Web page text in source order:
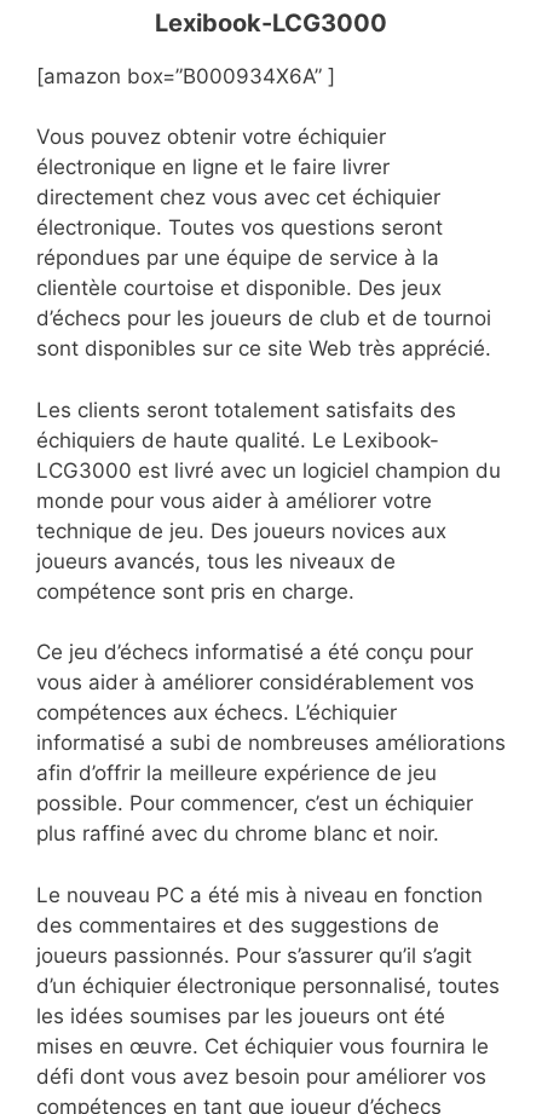
Lexibook-LCG3000
[amazon box=”B000934X6A” ]
Vous pouvez obtenir votre échiquier
électronique en ligne et le faire livrer
directement chez vous avec cet échiquier
électronique. Toutes vos questions seront
répondues par une équipe de service à la
clientèle courtoise et disponible. Des jeux
d’échecs pour les joueurs de club et de tournoi
sont disponibles sur ce site Web très apprécié.
Les clients seront totalement satisfaits des
échiquiers de haute qualité. Le Lexibook-
LCG3000 est livré avec un logiciel champion du
monde pour vous aider à améliorer votre
technique de jeu. Des joueurs novices aux
joueurs avancés, tous les niveaux de
compétence sont pris en charge.
Ce jeu d’échecs informatisé a été conçu pour
vous aider à améliorer considérablement vos
compétences aux échecs. L’échiquier
informatisé a subi de nombreuses améliorations
afin d’offrir la meilleure expérience de jeu
possible. Pour commencer, c’est un échiquier
plus raffiné avec du chrome blanc et noir.
Le nouveau PC a été mis à niveau en fonction
des commentaires et des suggestions de
joueurs passionnés. Pour s’assurer qu’il s’agit
d’un échiquier électronique personnalisé, toutes
les idées soumises par les joueurs ont été
mises en œuvre. Cet échiquier vous fournira le
défi dont vous avez besoin pour améliorer vos
compétences en tant que joueur d’échecs